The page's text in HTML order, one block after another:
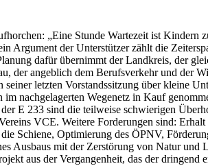
„Eine Stunde Wartezeit ist
Argument der Unterstützer zählt die
dafür übernimmt der Landkreis, der
der angeblich dem Berufsverkehr und der
letzten Vorstandssitzung über kleine
nachgelagerten Wegenetz in Kauf
E 233 sind die teilweise schwierigen
VCE. Weitere Forderungen sind:
Schiene, Optimierung des ÖPNV,
Ausbaus mit der Zerstörung von Natur
aus der Vergangenheit, das der dringend